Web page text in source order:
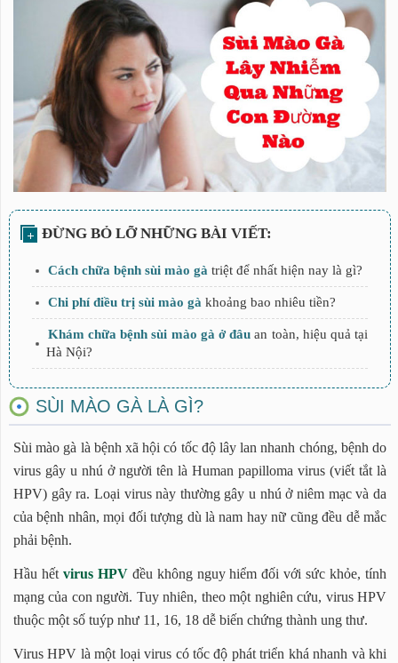
Cách chữa bệnh sùi mào gà triệt để nhất hiện nay là gì?
Chi phí điều trị sùi mào gà khoảng bao nhiêu tiền?
Khám chữa bệnh sùi mào gà ở đâu an toàn, hiệu quả tại
Hà Nội?
SÙI MÀO GÀ LÀ GÌ?
Sùi mào gà là bệnh xã hội có tốc độ lây lan nhanh chóng, bệnh do
virus gây u nhú ở người tên là Human papilloma virus (viết tắt là
HPV) gây ra. Loại virus này thường gây u nhú ở niêm mạc và da
của bệnh nhân, mọi đối tượng dù là nam hay nữ cũng đều dễ mắc
phải bệnh.
Hầu hết virus HPVđều không nguy hiểm đối với sức khỏe, tính
mạng của con người. Tuy nhiên, theo một nghiên cứu, virus HPV
thuộc một số tuýp như 11, 16, 18 dễ biến chứng thành ung thư.
Virus HPV là một loại virus có tốc độ phát triển khá nhanh và khi